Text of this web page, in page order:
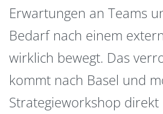
Erwartungen an Teams
Bedarf nach einem
wirklich bewegt. Das
kommt nach Basel und
Strategieworkshop